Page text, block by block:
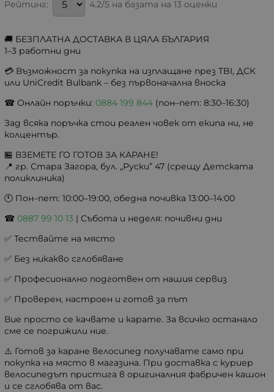
Рейтинг: 4.2/5 на базата на 13 оценки
🚚 БЕЗПЛАТНА ДОСТАВКА В ЦЯЛА БЪЛГАРИЯ
1–3 работни дни
💳 Възможност за покупка на изплащане през TBI, ДСК
или UniCredit Bulbank – без първоначална вноска
☎ Онлайн поръчки: 0884 199 844 (пон–пет: 8:30–16:30)
Зад всяка поръчка стои реален човек от екипа ни, не
колцентър.
🏪 ВЗЕМЕТЕ ГО ГОТОВ ЗА КАРАНЕ!
📍 гр. Стара Загора, бул. „Руски” 47 (срещу Детската
поликлиника)
🕚 Пон–пет: 10:00–19:00, обедна почивка 13:00–14:00
☎ 0887 99 10 13 | Събота и неделя: почивни дни
✅ Тествайте на място
✅ Без никакво сглобяване
✅ Професионално подготвен от нашия сервиз
✅ Проверен, настроен и готов за път
Вие просто се качвате и карате. За всичко останало
сме се погрижили ние.
⚠️ Готов за каране велосипед получавате само при
покупка на място в магазина. При доставка с куриер
велосипедът пристига в оригиналния фабричен кашон
и се сглобява от вас.